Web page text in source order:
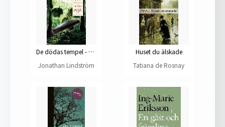
De dödas tempel - Om arkeologi och jakten på stenålderns själ
Jonathan Lindström
Huset du älskade
Tatiana de Rosnay